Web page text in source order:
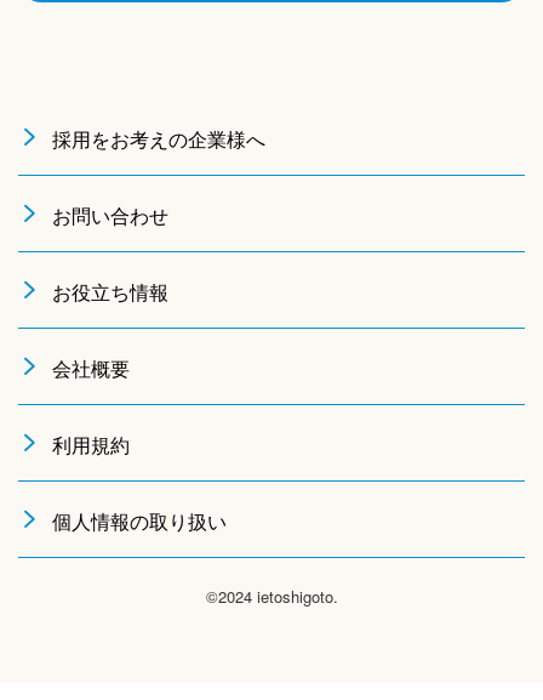
採用をお考えの企業様へ
お問い合わせ
お役立ち情報
会社概要
利用規約
個人情報の取り扱い
©2024 ietoshigoto.